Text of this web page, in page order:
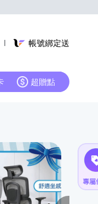
帳號綁定送
超贈點